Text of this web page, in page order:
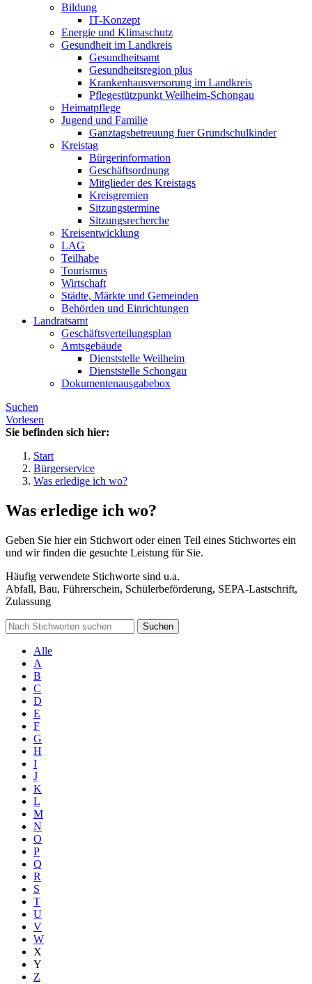
Bildung
IT-Konzept
Energie und Klimaschutz
Gesundheit im Landkreis
Gesundheitsamt
Gesundheitsregion plus
Krankenhausversorung im Landkreis
Pflegestützpunkt Weilheim-Schongau
Heimatpflege
Jugend und Familie
Ganztagsbetreuung fuer Grundschulkinder
Kreistag
Bürgerinformation
Geschäftsordnung
Mitglieder des Kreistags
Kreisgremien
Sitzungstermine
Sitzungsrecherche
Kreisentwicklung
LAG
Teilhabe
Tourismus
Wirtschaft
Städte, Märkte und Gemeinden
Behörden und Einrichtungen
Landratsamt
Geschäftsverteilungsplan
Amtsgebäude
Dienststelle Weilheim
Dienststelle Schongau
Dokumentenausgabebox
Suchen
Vorlesen
Sie befinden sich hier:
Start
Bürgerservice
Was erledige ich wo?
Was erledige ich wo?
Geben Sie hier ein Stichwort oder einen Teil eines Stichwortes ein
und wir finden die gesuchte Leistung für Sie.
Häufig verwendete Stichworte sind u.a.
Abfall, Bau, Führerschein, Schülerbeförderung, SEPA-Lastschrift,
Zulassung
Suchen
Alle
A
B
C
D
E
F
G
H
I
J
K
L
M
N
O
P
Q
R
S
T
U
V
W
X
Y
Z